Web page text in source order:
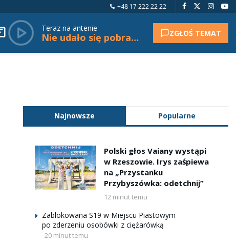
+48 17 222 22 22
Teraz na antenie
Nie udało się pobrać tytułu. ZGŁOŚ TEMAT
Najnowsze Popularne
Polski głos Vaiany wystąpi
w Rzeszowie. Irys zaśpiewa
na „Przystanku
Przybyszówka: odetchnij”
12 minut temu
Zablokowana S19 w Miejscu Piastowym
po zderzeniu osobówki z ciężarówką
20 minut temu